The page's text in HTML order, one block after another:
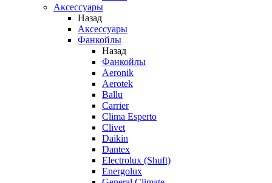
Аксессуары
Назад
Аксессуары
Фанкойлы
Назад
Фанкойлы
Aeronik
Aerotek
Ballu
Carrier
Clima Esperto
Clivet
Daikin
Dantex
Electrolux (Shuft)
Energolux